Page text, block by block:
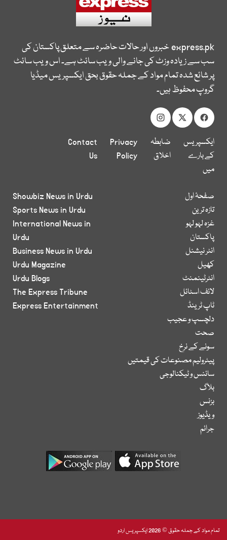
express.pkخبروں اور حالات حاضرہ سے متعلق پاکستان کی
سب سے زیادہ وزٹ کی جانے والی ویب سائٹ ہے۔ اس ویب سائٹ
پر شائع شدہ تمام مواد کے جملہ حقوق بحق ایکسپریس میڈیا
گروپ محفوظ ہیں۔
ایکسپریس
کے بارے
میں
ضابطہ
اخلاق
Privacy
Policy
Contact
Us
صفحۂ اول
تازہ ترین
غزہ لہو لہو
پاکستان
انٹر نیشنل
کھیل
انٹرٹینمنٹ
لائف اسٹائل
ٹاپ ٹرینڈ
دلچسپ و عجیب
صحت
سونے کے نرخ
پیٹرولیم مصنوعات کی قیمتیں
سائنس و ٹیکنالوجی
بلاگ
بزنس
ویڈیوز
جرائم
Showbiz News in Urdu
Sports News in Urdu
International News in
Urdu
Business News in Urdu
Urdu Magazine
Urdu Blogs
The Express Tribune
Express Entertainment
تمام مواد کے جملہ حقوق © 2026 ایکسپریس اردو